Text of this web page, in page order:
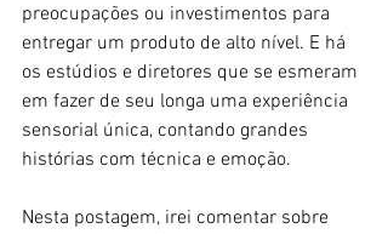
preocupações ou investimentos para
entregar um produto de alto nível. E há
os estúdios e diretores que se esmeram
em fazer de seu longa uma experiência
sensorial única, contando grandes
histórias com técnica e emoção.
Nesta postagem, irei comentar sobre